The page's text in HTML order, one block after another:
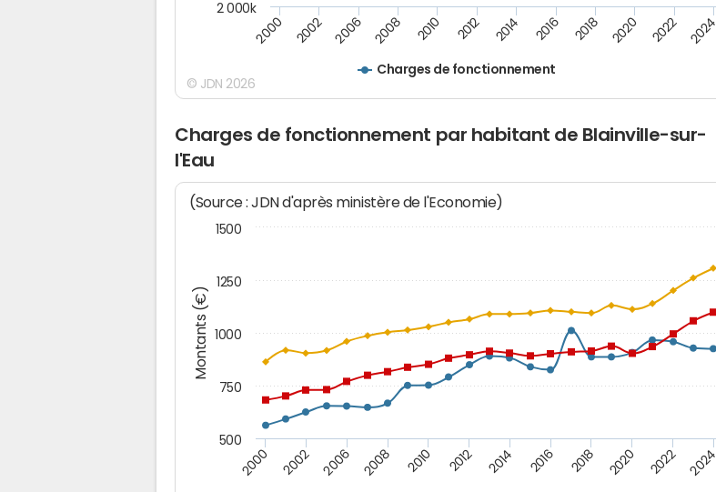
Charges de fonctionnement
2000 2002 2006 2008 2010 2012 2014 2016 2018 2020 2022 2024
2 000k
© JDN 2026
Charges de fonctionnement par habitant de Blainville-sur-
l'Eau
Montants (€)
(Source : JDN d'après ministère de l'Economie)
2000 2002 2006 2008 2010 2012 2014 2016 2018 2020 2022 2024
500
750
1000
1250
1500